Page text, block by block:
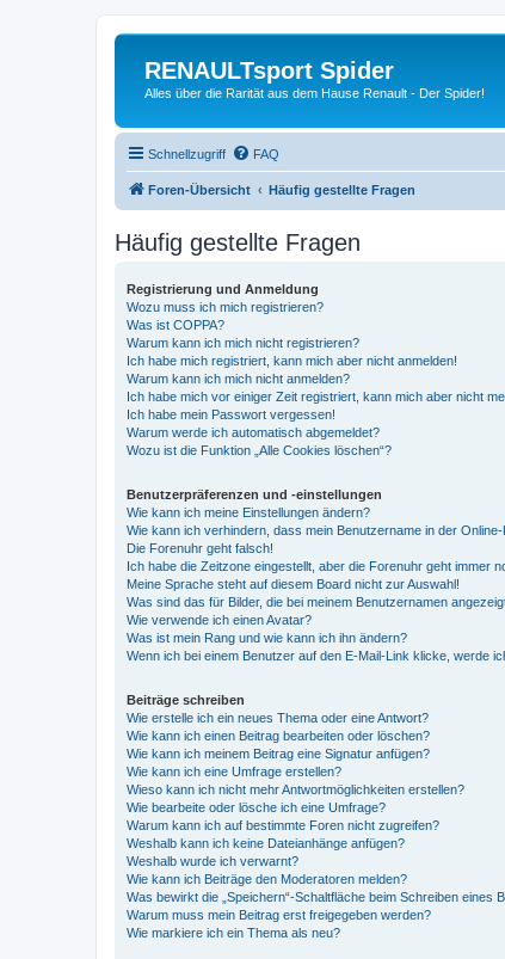
RENAULTsport Spider
Alles über die Rarität aus dem Hause Renault - Der Spider!
Schnellzugriff FAQ
Foren-Übersicht Häufig gestellte Fragen
Häufig gestellte Fragen
Registrierung und Anmeldung
Wozu muss ich mich registrieren?
Was ist COPPA?
Warum kann ich mich nicht registrieren?
Ich habe mich registriert, kann mich aber nicht anmelden!
Warum kann ich mich nicht anmelden?
Ich habe mich vor einiger Zeit registriert, kann mich aber nicht
Ich habe mein Passwort vergessen!
Warum werde ich automatisch abgemeldet?
Wozu ist die Funktion „Alle Cookies löschen“?
Benutzerpräferenzen und -einstellungen
Wie kann ich meine Einstellungen ändern?
Wie kann ich verhindern, dass mein Benutzername in der
Die Forenuhr geht falsch!
Ich habe die Zeitzone eingestellt, aber die Forenuhr geht immer
Meine Sprache steht auf diesem Board nicht zur Auswahl!
Was sind das für Bilder, die bei meinem Benutzernamen
Wie verwende ich einen Avatar?
Was ist mein Rang und wie kann ich ihn ändern?
Wenn ich bei einem Benutzer auf den E-Mail-Link klicke, werde
Beiträge schreiben
Wie erstelle ich ein neues Thema oder eine Antwort?
Wie kann ich einen Beitrag bearbeiten oder löschen?
Wie kann ich meinem Beitrag eine Signatur anfügen?
Wie kann ich eine Umfrage erstellen?
Wieso kann ich nicht mehr Antwortmöglichkeiten erstellen?
Wie bearbeite oder lösche ich eine Umfrage?
Warum kann ich auf bestimmte Foren nicht zugreifen?
Weshalb kann ich keine Dateianhänge anfügen?
Weshalb wurde ich verwarnt?
Wie kann ich Beiträge den Moderatoren melden?
Was bewirkt die „Speichern“-Schaltfläche beim Schreiben eines
Warum muss mein Beitrag erst freigegeben werden?
Wie markiere ich ein Thema als neu?